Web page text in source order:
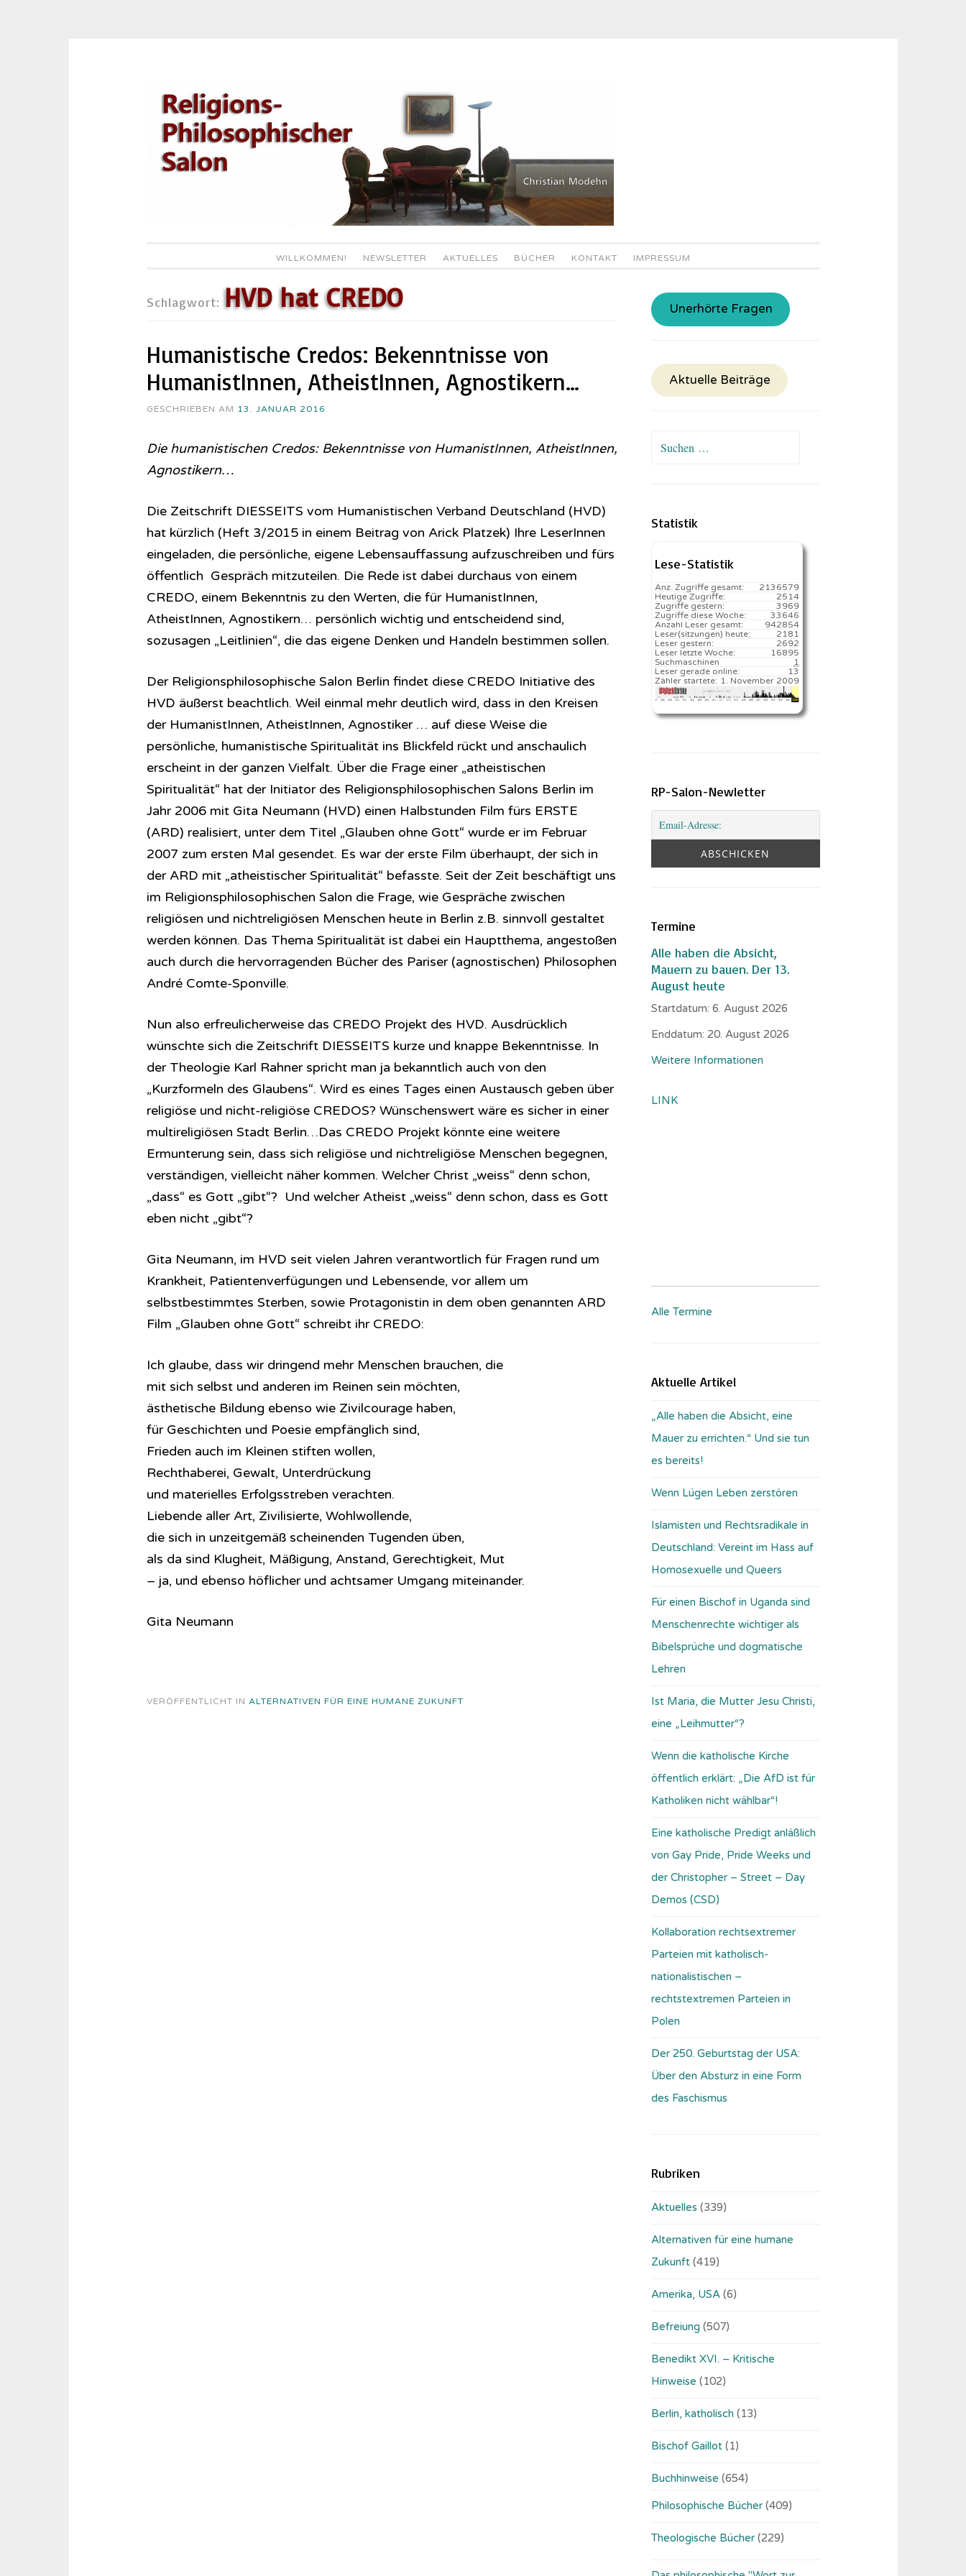
Inhalt
springen
WILLKOMMEN! NEWSLETTER AKTUELLES BÜCHER KONTAKT IMPRESSUM
Schlagwort: HVD hat CREDO
Humanistische Credos: Bekenntnisse von
HumanistInnen, AtheistInnen, Agnostikern…
GESCHRIEBEN AM 13. JANUAR 2016
Die humanistischen Credos: Bekenntnisse von HumanistInnen, AtheistInnen,
Agnostikern…
Die Zeitschrift DIESSEITS vom Humanistischen Verband Deutschland (HVD)
hat kürzlich (Heft 3/2015 in einem Beitrag von Arick Platzek) Ihre LeserInnen
eingeladen, die persönliche, eigene Lebensauffassung aufzuschreiben und fürs
öffentlich Gespräch mitzuteilen. Die Rede ist dabei durchaus von einem
CREDO, einem Bekenntnis zu den Werten, die für HumanistInnen,
AtheistInnen, Agnostikern… persönlich wichtig und entscheidend sind,
sozusagen „Leitlinien“, die das eigene Denken und Handeln bestimmen sollen.
Der Religionsphilosophische Salon Berlin findet diese CREDO Initiative des
HVD äußerst beachtlich. Weil einmal mehr deutlich wird, dass in den Kreisen
der HumanistInnen, AtheistInnen, Agnostiker … auf diese Weise die
persönliche, humanistische Spiritualität ins Blickfeld rückt und anschaulich
erscheint in der ganzen Vielfalt. Über die Frage einer „atheistischen
Spiritualität“ hat der Initiator des Re­li­gi­ons­phi­lo­so­phi­sch­en Salons Berlin im
Jahr 2006 mit Gita Neumann (HVD) einen Halbstunden Film fürs ERSTE
(ARD) realisiert, unter dem Titel „Glauben ohne Gott“ wurde er im Februar
2007 zum ersten Mal gesendet. Es war der erste Film überhaupt, der sich in
der ARD mit „atheistischer Spiritualität“ befasste. Seit der Zeit beschäftigt uns
im Re­li­gi­ons­phi­lo­so­phi­sch­en Salon die Frage, wie Gespräche zwischen
religiösen und nichtreligiösen Menschen heute in Berlin z.B. sinnvoll gestaltet
werden können. Das Thema Spiritualität ist dabei ein Hauptthema, angestoßen
auch durch die hervorragenden Bücher des Pariser (agnostischen) Philosophen
André Comte-Sponville.
Nun also erfreulicherweise das CREDO Projekt des HVD. Ausdrücklich
wünschte sich die Zeitschrift DIESSEITS kurze und knappe Bekenntnisse. In
der Theologie Karl Rahner spricht man ja bekanntlich auch von den
„Kurzformeln des Glaubens“. Wird es eines Tages einen Austausch geben über
religiöse und nicht-religiöse CREDOS? Wünschenswert wäre es sicher in einer
multireligiösen Stadt Berlin…Das CREDO Projekt könnte eine weitere
Ermunterung sein, dass sich religiöse und nichtreligiöse Menschen begegnen,
verständigen, vielleicht näher kommen. Welcher Christ „weiss“ denn schon,
„dass“ es Gott „gibt“? Und welcher Atheist „weiss“ denn schon, dass es Gott
eben nicht „gibt“?
Gita Neumann, im HVD seit vielen Jahren verantwortlich für Fragen rund um
Krankheit, Patientenverfügungen und Lebensende, vor allem um
selbstbestimmtes Sterben, sowie Protagonistin in dem oben genannten ARD
Film „Glauben ohne Gott“ schreibt ihr CREDO:
Ich glaube, dass wir dringend mehr Menschen brauchen, die
mit sich selbst und anderen im Reinen sein möchten,
ästhetische Bildung ebenso wie Zivilcourage haben,
für Geschichten und Poesie empfänglich sind,
Frieden auch im Kleinen stiften wollen,
Rechthaberei, Gewalt, Unterdrückung
und materielles Erfolgsstreben verachten.
Liebende aller Art, Zivilisierte, Wohlwollende,
die sich in unzeitgemäß scheinenden Tugenden üben,
als da sind Klugheit, Mäßigung, Anstand, Gerechtigkeit, Mut
– ja, und ebenso höflicher und achtsamer Umgang miteinander.
Gita Neumann
VERÖFFENTLICHT IN ALTERNATIVEN FÜR EINE HUMANE ZUKUNFT
Unerhörte Fragen
Aktuelle Beiträge
Suchen
Statistik
Lese-Statistik
2136579
Anz. Zugriffe gesamt:
2514
Heutige Zugriffe:
3969
Zugriffe gestern:
33646
Zugriffe diese Woche:
942854
Anzahl Leser gesamt:
2181️
Leser(sitzungen) heute:
2692
Leser gestern:
16895️
Leser letzte Woche:
1
Suchmaschinen
13
Leser gerade online:
1. November 2009
Zähler startete:
RP-Salon-Newletter
Termine
Alle haben die Absicht,
Mauern zu bauen. Der 13.
August heute
Startdatum:6. August 2026
Enddatum: 20. August 2026
Weitere Informationen
LINK
Alle Termine
Aktuelle Artikel
„Alle haben die Absicht, eine
Mauer zu errichten.“ Und sie tun
es bereits!
Wenn Lügen Leben zerstören
Islamisten und Rechtsradikale in
Deutschland: Vereint im Hass auf
Homosexuelle und Queers
Für einen Bischof in Uganda sind
Menschenrechte wichtiger als
Bibelsprüche und dogmatische
Lehren
Ist Maria, die Mutter Jesu Christi,
eine „Leihmutter“?
Wenn die katholische Kirche
öffentlich erklärt: „Die AfD ist für
Katholiken nicht wählbar“!
Eine katholische Predigt anläßlich
von Gay Pride, Pride Weeks und
der Christopher – Street – Day
Demos (CSD)
Kollaboration rechtsextremer
Parteien mit katholisch-
nationalistischen –
rechtstextremen Parteien in
Polen
Der 250. Geburtstag der USA:
Über den Absturz in eine Form
des Faschismus
Rubriken
Aktuelles (339)
Alternativen für eine humane
Zukunft (419)
Amerika, USA (6)
Befreiung (507)
Benedikt XVI. – Kritische
Hinweise (102)
Berlin, katholisch (13)
Bischof Gaillot (1)
Buchhinweise (654)
Philosophische Bücher (409)
Theologische Bücher (229)